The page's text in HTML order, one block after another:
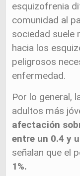
esquizofrenia
comunidad al
sociedad suele
hacia los
peligrosos
enfermedad.
Por lo general,
adultos más
afectación
entre un 0.4 y
señalan que el
1%.